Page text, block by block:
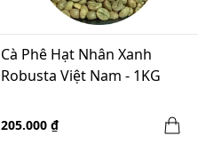
Cà Phê Hạt Nhân Xanh
Robusta Việt Nam - 1KG
205.000 ₫